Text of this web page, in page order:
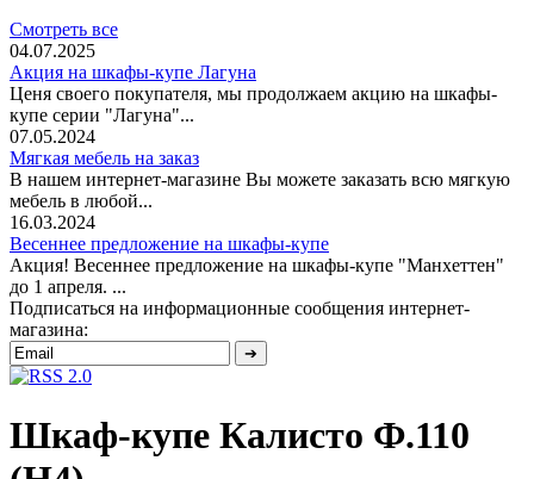
Смотреть все
04.07.2025
Акция на шкафы-купе Лагуна
Ценя своего покупателя, мы продолжаем акцию на шкафы-
купе серии "Лагуна"...
07.05.2024
Мягкая мебель на заказ
В нашем интернет-магазине Вы можете заказать всю мягкую
мебель в любой...
16.03.2024
Весеннее предложение на шкафы-купе
Акция! Весеннее предложение на шкафы-купе "Манхеттен"
до 1 апреля. ...
Подписаться на информационные сообщения интернет-
магазина:
Шкаф-купе Калисто Ф.110